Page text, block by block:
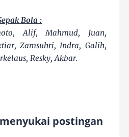
Bola :
Alif, Mahmud, Juan,
Zamsuhri, Indra, Galih,
Resky, Akbar.
postingan